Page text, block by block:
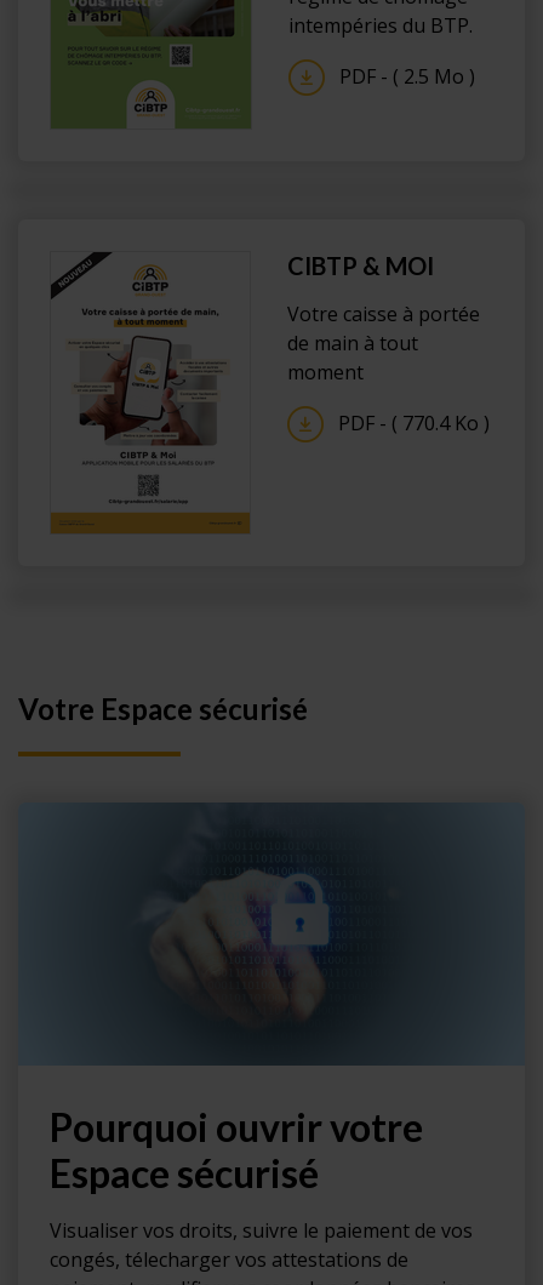
intempéries du BTP.
PDF - ( 2.5 Mo )
CIBTP & MOI
Votre caisse à portée
de main à tout
moment
PDF - ( 770.4 Ko )
Votre Espace sécurisé
Pourquoi ouvrir votre
Espace sécurisé
Visualiser vos droits, suivre le paiement de vos
congés, télecharger vos attestations de